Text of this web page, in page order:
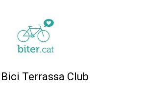
Terrassa Club